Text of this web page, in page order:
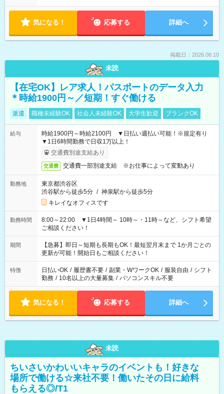
気になる！ 応募する 詳細へ
掲載日：2026.08.10
未読
【在宅OK】レア求人！パスポートのデータ入力
＊時給1900円～／短期！すぐ働ける
派遣 職種未経験OK 社会人未経験OK 大学生歓迎 ブランクOK
給与
時給1900円～時給2100円 ▼日払い週払い可能！※規定有り
▼1日6時間勤務で日収1万以上！
交通費別途支給あり
交通費 交通費一部別途支給 ※お仕事によって変動あり
勤務地
東京都渋谷区
渋谷駅から徒歩5分 / 神泉駅から徒歩5分
キレイなオフィスです
勤務時間
8:00～22:00 ▼1日4時間～ 10時～・11時～など、シフト希望
ご相談ください！
期間
【急募】即日～短期も長期もOK！最短翌月末まで 1か月ごとの
更新が可能！開始日もご相談ください！
特徴 日払いOK / 履歴書不要 / 副業・WワークOK / 服装自由 / シフト
勤務 / 10名以上の大量募集 / パソコンスキル不要
気になる！ 応募する 詳細へ
未読
ちいさいかわいいキャラのイベントも！好きな
場所で働ける☆来社不要！働いたその日に給料
もらえる◎/T1